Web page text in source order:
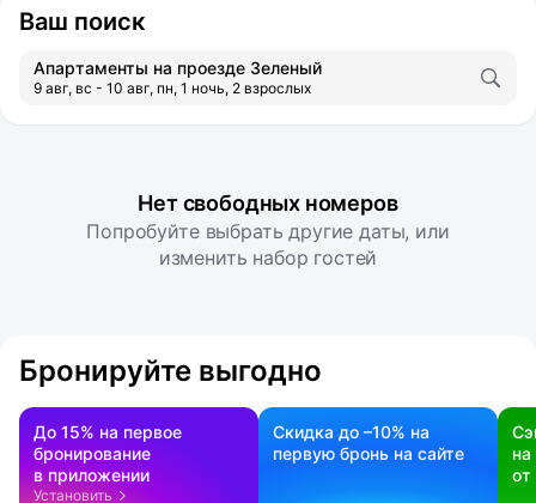
Ваш поиск
Апартаменты на проезде Зеленый
9 авг, вс - 10 авг, пн, 1 ночь, 2 взрослых
Нет свободных номеров
Попробуйте выбрать другие даты, или
изменить набор гостей
Бронируйте выгодно
До 15% на первое
бронирование
в приложении
Установить
Скидка до –10% на
первую бронь на сайте
на